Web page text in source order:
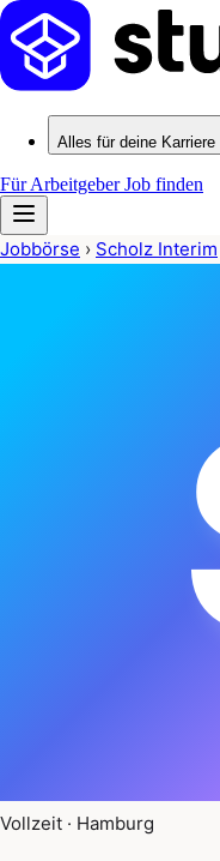
Alles für deine Karriere
Für ArbeitgeberJob finden
Jobbörse › Scholz Interim
Vollzeit · Hamburg